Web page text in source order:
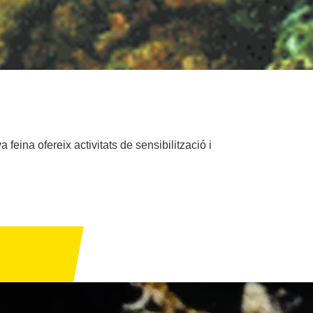
feina ofereix activitats de sensibilització i